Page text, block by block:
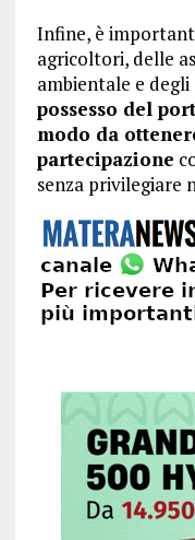
Infine, è
agricoltori, delle
ambientale e
possesso del
modo da
partecipazione
senza privilegiare